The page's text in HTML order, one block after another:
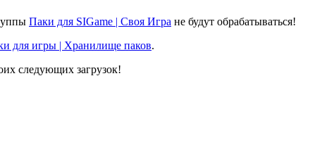
Паки для SIGame | Своя Игра не будут обрабатываться!
для игры | Хранилище паков.
следующих загрузок!